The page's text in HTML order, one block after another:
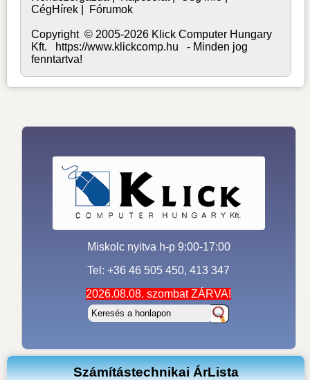
CégHírek
Fórumok
Copyright © 2005-2026 Klick Computer Hungary
Kft. https://www.klickcomp.hu - Minden jog
fenntartva!
Miskolc nyitva h-p 9:00-17:00
Tel: +36 46 505 450, 413 347
2026.08.08. szombat ZÁRVA!
Számítástechnikai ÁrLista